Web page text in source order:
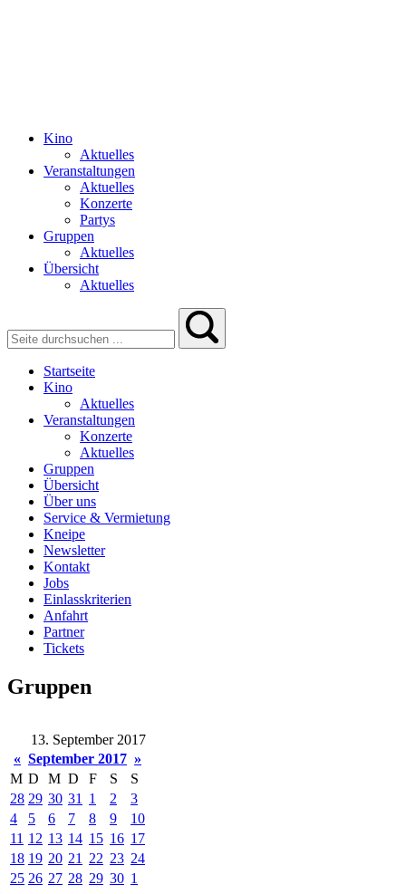
Kino
Aktuelles
Veranstaltungen
Aktuelles
Konzerte
Partys
Gruppen
Aktuelles
Übersicht
Aktuelles
Startseite
Kino
Aktuelles
Veranstaltungen
Konzerte
Aktuelles
Gruppen
Übersicht
Über uns
Service & Vermietung
Kneipe
Newsletter
Kontakt
Jobs
Einlasskriterien
Anfahrt
Partner
Tickets
Gruppen
13. September 2017
« September 2017 »
M D M D F S
S
28 29 30 31 1 2
3
4
5 6 7 8 9
10
11 12 13 14 15 16 17
18 19 20 21 22 23 24
25 26 27 28 29 30 1